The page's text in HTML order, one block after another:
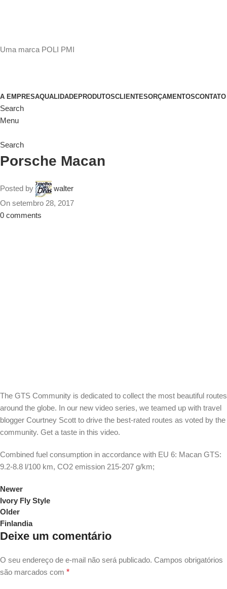
Uma marca POLI PMI
A EMPRESAQUALIDADEPRODUTOSCLIENTESORÇAMENTOSCONTATO
Search
Menu
Search
Porsche Macan
Posted by
walter
On setembro 28, 2017
0 comments
The GTS Community is dedicated to collect the most beautiful routes
around the globe. In our new video series, we teamed up with travel
blogger Courtney Scott to drive the best-rated routes as voted by the
community. Get a taste in this video.
Combined fuel consumption in accordance with EU 6: Macan GTS:
9.2-8.8 l/100 km, CO2 emission 215-207 g/km;
Newer
Ivory Fly Style
Older
Finlandia
Deixe um comentário
O seu endereço de e-mail não será publicado. Campos obrigatórios
são marcados com *